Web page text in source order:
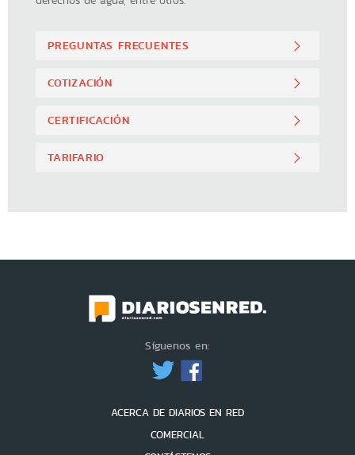
PREGUNTAS FRECUENTES
COTIZACIÓN
CERTIFICACIÓN
TARIFARIO
Síguenos en:
ACERCA DE DIARIOS EN RED
COMERCIAL